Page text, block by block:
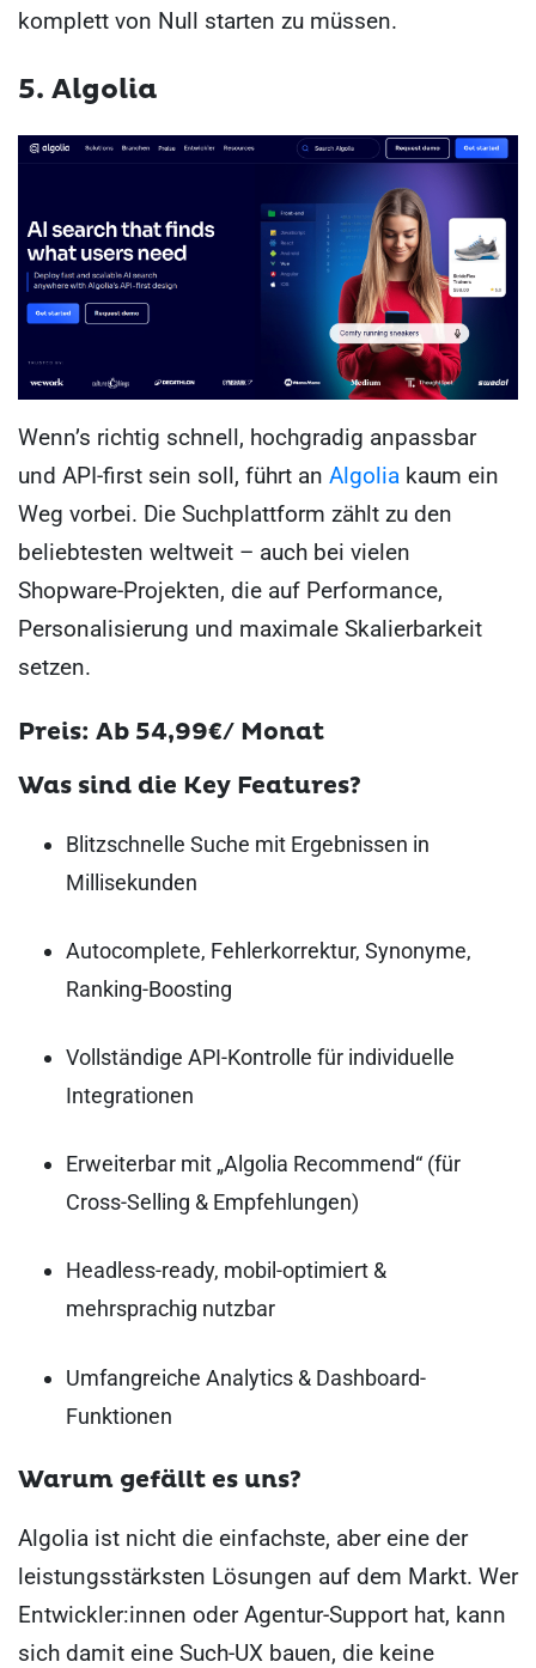
komplett von Null starten zu müssen.
5. Algolia
Wenn’s richtig schnell, hochgradig anpassbar
und API-first sein soll, führt an Algolia kaum ein
Weg vorbei. Die Suchplattform zählt zu den
beliebtesten weltweit – auch bei vielen
Shopware-Projekten, die auf Performance,
Personalisierung und maximale Skalierbarkeit
setzen.
Preis: Ab 54,99€/ Monat
Was sind die Key Features?
Blitzschnelle Suche mit Ergebnissen in
Millisekunden
Autocomplete, Fehlerkorrektur, Synonyme,
Ranking-Boosting
Vollständige API-Kontrolle für individuelle
Integrationen
Erweiterbar mit „Algolia Recommend“ (für
Cross-Selling & Empfehlungen)
Headless-ready, mobil-optimiert &
mehrsprachig nutzbar
Umfangreiche Analytics & Dashboard-
Funktionen
Warum gefällt es uns?
Algolia ist nicht die einfachste, aber eine der
leistungsstärksten Lösungen auf dem Markt. Wer
Entwickler:innen oder Agentur-Support hat, kann
sich damit eine Such-UX bauen, die keine